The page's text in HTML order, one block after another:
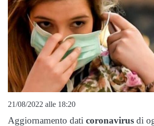
21/08/2022 alle 18:20
Aggiornamento dati coronavirus di